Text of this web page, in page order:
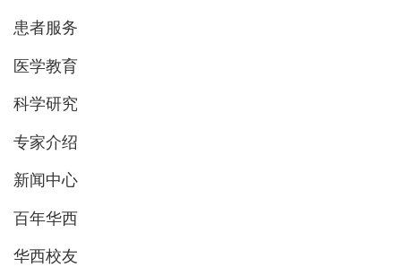
患者服务
医学教育
科学研究
专家介绍
新闻中心
百年华西
华西校友